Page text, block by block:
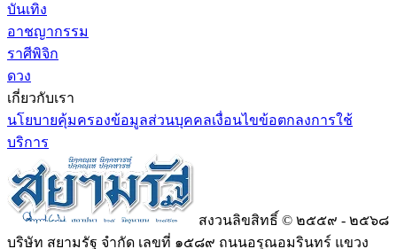
บันเทิง
อาชญากรรม
ราศีพิจิก
ดวง
เกี่ยวกับเรา
นโยบายคุ้มครองข้อมูลส่วนบุคคลเงื่อนไขข้อตกลงการใช้
บริการ
สงวนลิขสิทธิ์ © ๒๕๕๙ - ๒๕๖๘
บริษัท สยามรัฐ จำกัด เลขที่ ๑๕๘๙ ถนนอรุณอมรินทร์ แขวง